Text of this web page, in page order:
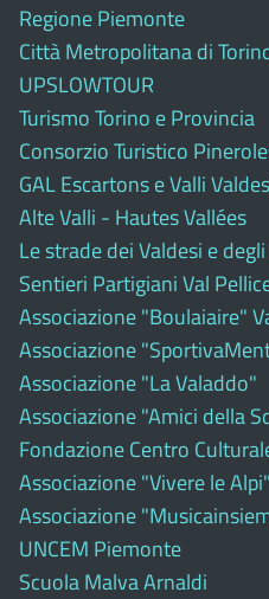
Regione Piemonte
Città Metropolitana di
UPSLOWTOUR
Turismo Torino e Provincia
Consorzio Turistico
GAL Escartons e Valli
Alte Valli - Hautes Vallées
Le strade dei Valdesi e
Sentieri Partigiani Val
Associazione "Boulaiaire"
Associazione
Associazione "La Valaddo"
Associazione "Amici della
Fondazione Centro
Associazione "Vivere le Alpi"
Associazione
UNCEM Piemonte
Scuola Malva Arnaldi